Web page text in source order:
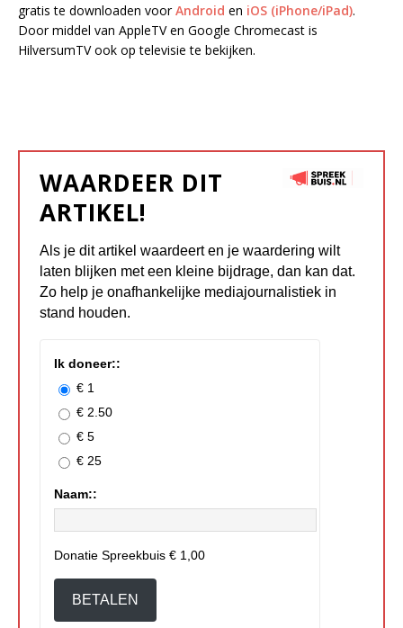
gratis te downloaden voorAndroid en iOS (iPhone/iPad).
Door middel van AppleTV en Google Chromecast is
HilversumTV ook op televisie te bekijken.
WAARDEER DIT
ARTIKEL!
Als je dit artikel waardeert en je waardering wilt
laten blijken met een kleine bijdrage, dan kan dat.
Zo help je onafhankelijke mediajournalistiek in
stand houden.
Ik doneer::
€ 1
€ 2.50
€ 5
€ 25
Naam::
Donatie Spreekbuis € 1,00
BETALEN